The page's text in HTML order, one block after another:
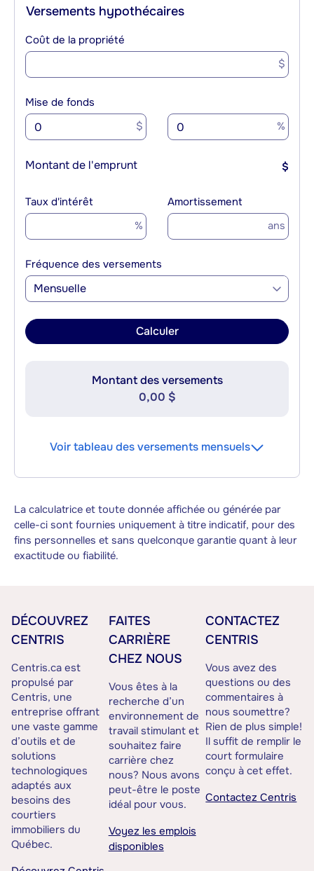
Versements hypothécaires
Coût de la propriété
$
Mise de fonds
$ %
Montant de l'emprunt $
Taux d'intérêt
%
Amortissement
ans
Fréquence des versements
Mensuelle
Calculer
Montant des versements
0,00 $
Voir tableau des versements mensuels
La calculatrice et toute donnée affichée ou générée par
celle-ci sont fournies uniquement à titre indicatif, pour des
fins personnelles et sans quelconque garantie quant à leur
exactitude ou fiabilité.
DÉCOUVREZ
CENTRIS
Centris.ca est
propulsé par
Centris, une
entreprise offrant
une vaste gamme
d’outils et de
solutions
technologiques
adaptés aux
besoins des
courtiers
immobiliers du
Québec.
FAITES
CARRIÈRE
CHEZ NOUS
Vous êtes à la
recherche d’un
environnement de
travail stimulant et
souhaitez faire
carrière chez
nous? Nous avons
peut-être le poste
idéal pour vous.
Voyez les emplois
disponibles
CONTACTEZ
CENTRIS
Vous avez des
questions ou des
commentaires à
nous soumettre?
Rien de plus simple!
Il suffit de remplir le
court formulaire
conçu à cet effet.
Contactez Centris